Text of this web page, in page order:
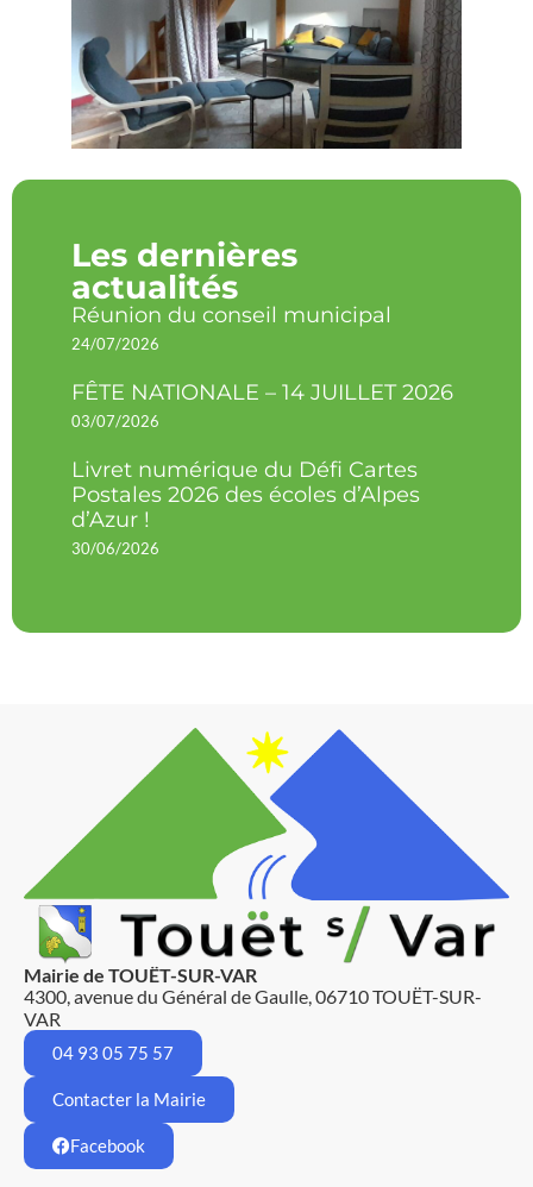
Les dernières
actualités
Réunion du conseil municipal
24/07/2026
FÊTE NATIONALE – 14 JUILLET 2026
03/07/2026
Livret numérique du Défi Cartes
Postales 2026 des écoles d’Alpes
d’Azur !
30/06/2026
Mairie de TOUËT-SUR-VAR
4300, avenue du Général de Gaulle, 06710 TOUËT-SUR-
VAR
04 93 05 75 57
Contacter la Mairie
Facebook